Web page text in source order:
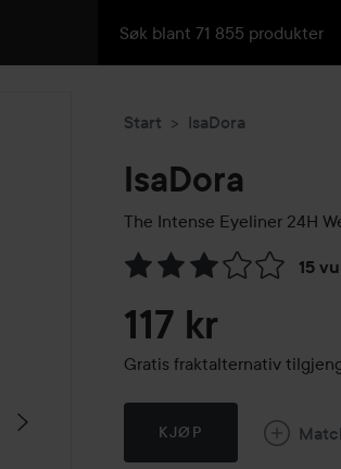
Start IsaDora
IsaDora
The Intense Eyeliner 24H
15
Gå til Vurderinger &
117 kr
Gratis fraktalternativ
KJØP